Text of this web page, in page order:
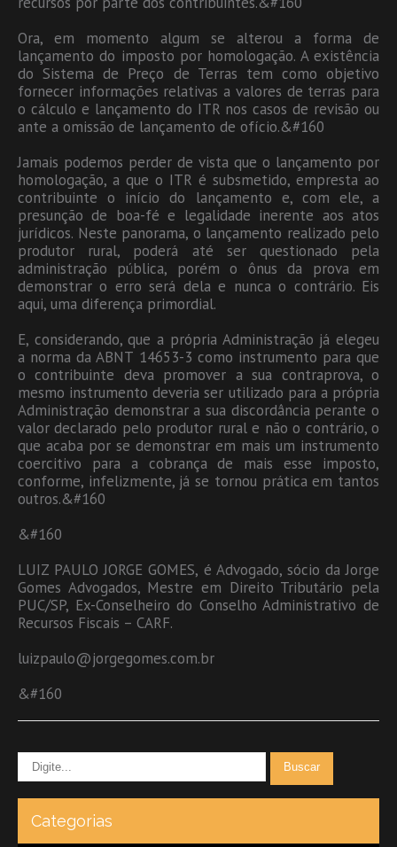
Ora, em momento algum se alterou a forma de
lançamento do imposto por homologação. A existência
do Sistema de Preço de Terras tem como objetivo
fornecer informações relativas a valores de terras para
o cálculo e lançamento do ITR nos casos de revisão ou
ante a omissão de lançamento de ofício.&#160
Jamais podemos perder de vista que o lançamento por
homologação, a que o ITR é subsmetido, empresta ao
contribuinte o início do lançamento e, com ele, a
presunção de boa-fé e legalidade inerente aos atos
jurídicos. Neste panorama, o lançamento realizado pelo
produtor rural, poderá até ser questionado pela
administração pública, porém o ônus da prova em
demonstrar o erro será dela e nunca o contrário. Eis
aqui, uma diferença primordial.
E, considerando, que a própria Administração já elegeu
a norma da ABNT 14653-3 como instrumento para que
o contribuinte deva promover a sua contraprova, o
mesmo instrumento deveria ser utilizado para a própria
Administração demonstrar a sua discordância perante o
valor declarado pelo produtor rural e não o contrário, o
que acaba por se demonstrar em mais um instrumento
coercitivo para a cobrança de mais esse imposto,
conforme, infelizmente, já se tornou prática em tantos
outros.&#160
&#160
LUIZ PAULO JORGE GOMES, é Advogado, sócio da Jorge
Gomes Advogados, Mestre em Direito Tributário pela
PUC/SP, Ex-Conselheiro do Conselho Administrativo de
Recursos Fiscais – CARF.
luizpaulo@jorgegomes.com.br
&#160
Categorias